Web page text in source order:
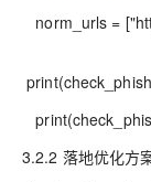
norm_urls =
3.2.2 落地优化方